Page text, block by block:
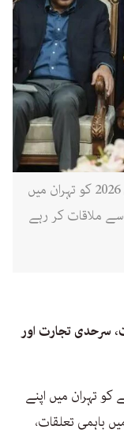
ایران کے وزیر داخلہ اسکندر مومنی 16 مئی 2026 کو تہران میں
ملاقات کر رہے
سرحدی تجارت اور
تہران میں اپنے
باہمی تعلقات،